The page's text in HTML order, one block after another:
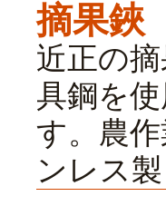
摘果鋏
近正の
具鋼を
す。農
ンレス